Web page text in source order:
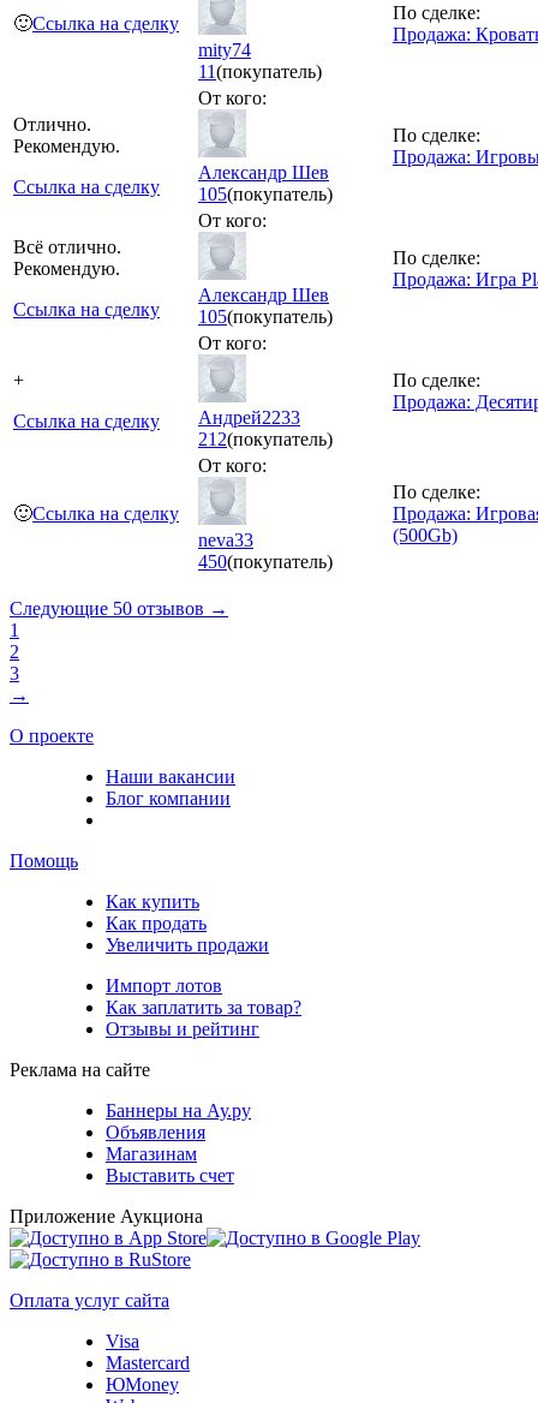
🙂Ссылка на сделку
mity74
11(покупатель)
По сделке:
Продажа:
Отлично.
Рекомендую.
Ссылка на сделку
От кого:
Александр Шев
105(покупатель)
По сделке:
Продажа:
Всё отлично.
Рекомендую.
Ссылка на сделку
От кого:
Александр Шев
105(покупатель)
По сделке:
Продажа: Игра
+
Ссылка на сделку
От кого:
Андрей2233
212(покупатель)
По сделке:
Продажа:
🙂Ссылка на сделку
От кого:
neva33
450(покупатель)
По сделке:
Продажа:
(500Gb)
Следующие 50 отзывов →
1
2
3
→
О проекте
Наши вакансии
Блог компании
Помощь
Как купить
Как продать
Увеличить продажи
Импорт лотов
Как заплатить за товар?
Отзывы и рейтинг
Реклама на сайте
Баннеры на Ау.ру
Объявления
Магазинам
Выставить счет
Приложение Аукциона
Оплата услуг сайта
Visa
Mastercard
ЮMoney